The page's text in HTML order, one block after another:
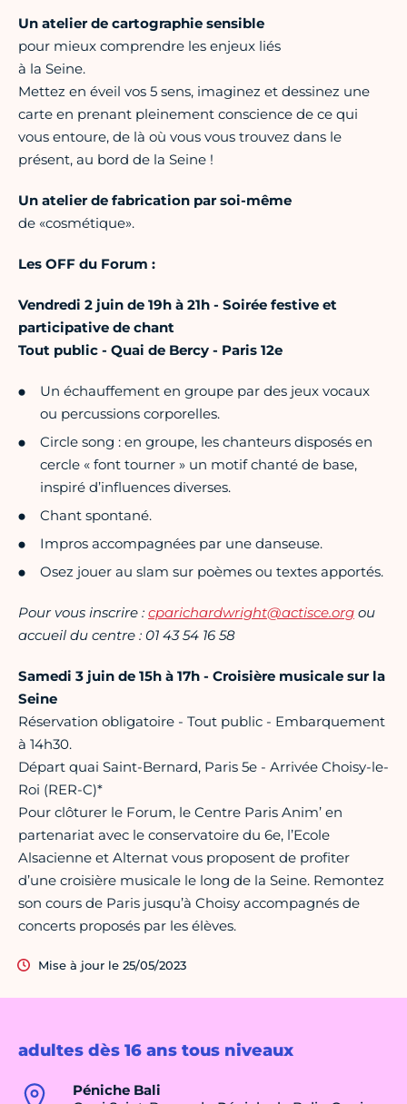
adultes dès 16 ans tous niveaux
Péniche Bali
Un atelier de cartographie sensible
pour mieux comprendre les enjeux liés
à la Seine.
Mettez en éveil vos 5 sens, imaginez et dessinez une
carte en prenant pleinement conscience de ce qui
vous entoure, de là où vous vous trouvez dans le
présent, au bord de la Seine !
Un atelier de fabrication par soi-même
de «cosmétique».
Les OFF du Forum :
Vendredi 2 juin de 19h à 21h - Soirée festive et
participative de chant
Tout public - Quai de Bercy - Paris 12e
Un échauffement en groupe par des jeux vocaux
ou percussions corporelles.
Circle song : en groupe, les chanteurs disposés en
cercle « font tourner » un motif chanté de base,
inspiré d’influences diverses.
Chant spontané.
Impros accompagnées par une danseuse.
Osez jouer au slam sur poèmes ou textes apportés.
Pour vous inscrire : cparichardwright@actisce.org ou
accueil du centre : 01 43 54 16 58
Samedi 3 juin de 15h à 17h - Croisière musicale sur la
Seine
Réservation obligatoire - Tout public - Embarquement
à 14h30.
Départ quai Saint-Bernard, Paris 5e - Arrivée Choisy-le-
Roi (RER-C)*
Pour clôturer le Forum, le Centre Paris Anim’ en
partenariat avec le conservatoire du 6e, l’Ecole
Alsacienne et Alternat vous proposent de profiter
d’une croisière musicale le long de la Seine. Remontez
son cours de Paris jusqu’à Choisy accompagnés de
concerts proposés par les élèves.
Mise à jour le 25/05/2023